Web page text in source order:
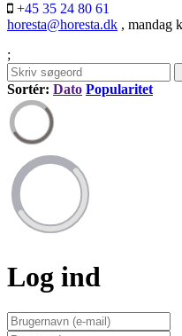
+45 35 24 80 61
horesta@horesta.dk , mandag
;
Sortér: Dato Popularitet
Log ind